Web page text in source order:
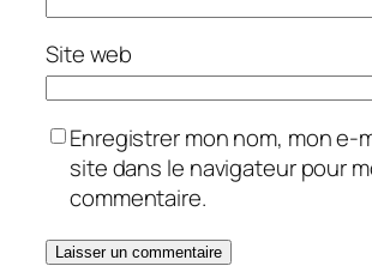
Site web
Enregistrer mon nom, mon e-
site dans le navigateur pour
commentaire.